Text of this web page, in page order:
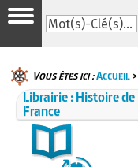
Vous êtes ici :Accueil >
Librairie : Histoire de
France